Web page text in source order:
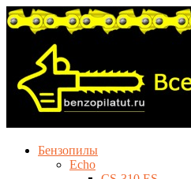
Бензопилы
Echo